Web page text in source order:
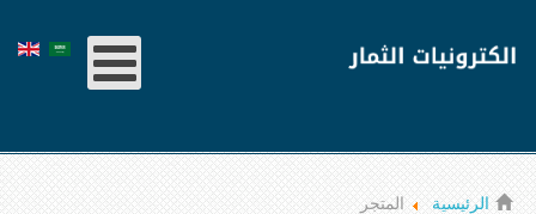
الرئيسية المتجر